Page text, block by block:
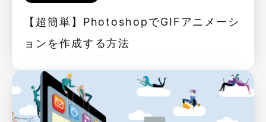
【超簡単】PhotoshopでGIFアニメーシ
ョンを作成する方法